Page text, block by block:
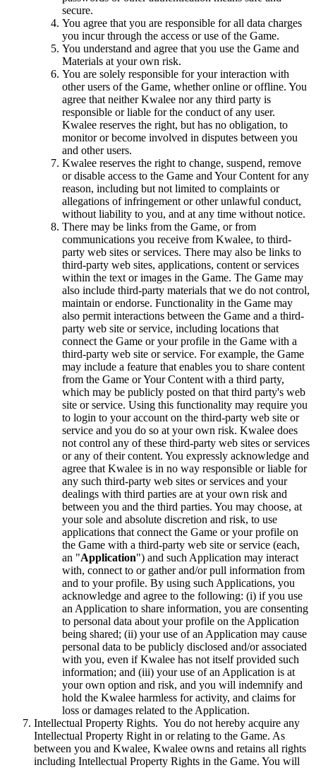
secure.
You agree that you are responsible for all data charges
you incur through the access or use of the Game.
You understand and agree that you use the Game and
Materials at your own risk.
You are solely responsible for your interaction with
other users of the Game, whether online or offline. You
agree that neither Kwalee nor any third party is
responsible or liable for the conduct of any user.
Kwalee reserves the right, but has no obligation, to
monitor or become involved in disputes between you
and other users.
Kwalee reserves the right to change, suspend, remove
or disable access to the Game and Your Content for any
reason, including but not limited to complaints or
allegations of infringement or other unlawful conduct,
without liability to you, and at any time without notice.
There may be links from the Game, or from
communications you receive from Kwalee, to third-
party web sites or services. There may also be links to
third-party web sites, applications, content or services
within the text or images in the Game. The Game may
also include third-party materials that we do not control,
maintain or endorse. Functionality in the Game may
also permit interactions between the Game and a third-
party web site or service, including locations that
connect the Game or your profile in the Game with a
third-party web site or service. For example, the Game
may include a feature that enables you to share content
from the Game or Your Content with a third party,
which may be publicly posted on that third party's web
site or service. Using this functionality may require you
to login to your account on the third-party web site or
service and you do so at your own risk. Kwalee does
not control any of these third-party web sites or services
or any of their content. You expressly acknowledge and
agree that Kwalee is in no way responsible or liable for
any such third-party web sites or services and your
dealings with third parties are at your own risk and
between you and the third parties. You may choose, at
your sole and absolute discretion and risk, to use
applications that connect the Game or your profile on
the Game with a third-party web site or service (each,
an "Application") and such Application may interact
with, connect to or gather and/or pull information from
and to your profile. By using such Applications, you
acknowledge and agree to the following: (i) if you use
an Application to share information, you are consenting
to personal data about your profile on the Application
being shared; (ii) your use of an Application may cause
personal data to be publicly disclosed and/or associated
with you, even if Kwalee has not itself provided such
information; and (iii) your use of an Application is at
your own option and risk, and you will indemnify and
hold the Kwalee harmless for activity, and claims for
loss or damages related to the Application.
Intellectual Property Rights. You do not hereby acquire any
Intellectual Property Right in or relating to the Game. As
between you and Kwalee, Kwalee owns and retains all rights
including Intellectual Property Rights in the Game. You will